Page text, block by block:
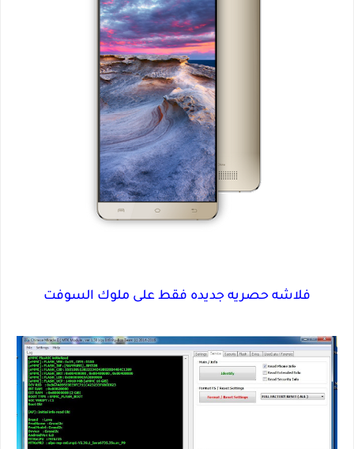
فلاشه حصريه جديده فقط على ملوك السوفت